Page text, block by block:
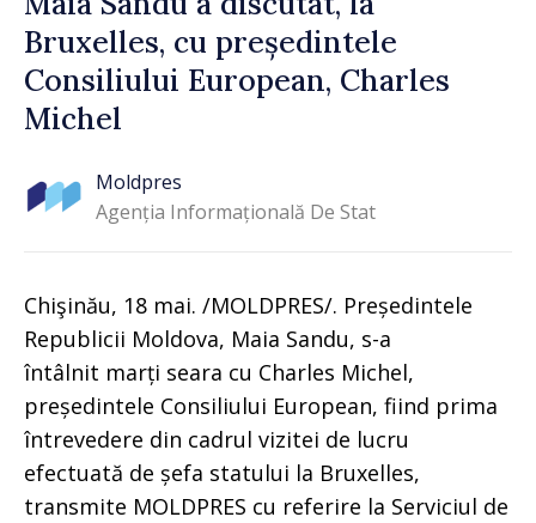
Bruxelles, cu președintele
Consiliului European, Charles
Michel
Moldpres
Agenția Informațională De Stat
Chişinău, 18 mai. /MOLDPRES/. Președintele
Republicii Moldova, Maia Sandu, s-a
întâlnit marți seara cu Charles Michel,
președintele Consiliului European, fiind prima
întrevedere din cadrul vizitei de lucru
efectuată de șefa statului la Bruxelles,
transmite MOLDPRES cu referire la Serviciul de